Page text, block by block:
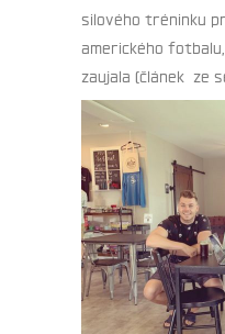
silového tréninku
amerického
zaujala (článek ze